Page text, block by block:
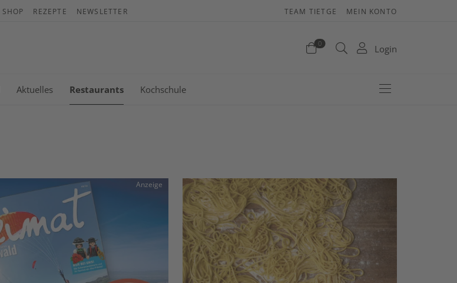
SHOP REZEPTE NEWSLETTER TEAM TIETGE MEIN KONTO
0 Login
Aktuelles Restaurants Kochschule
Anzeige